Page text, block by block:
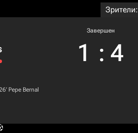
Зрители:
Завершен
1 : 4
Pepe Bernal